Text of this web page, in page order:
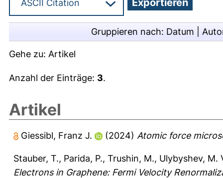
Gruppieren nach: Datum
Gehe zu: Artikel
Anzahl der Einträge: 3.
Artikel
Giessibl, Franz J. (2024) Atomic force
Stauber, T., Parida, P., Trushin, M., Ulybyshev, M.
Electrons in Graphene: Fermi Velocity